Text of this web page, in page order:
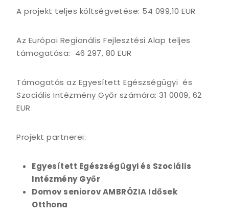
A projekt teljes költségvetése: 54 099,10 EUR
Az Európai Regionális Fejlesztési Alap teljes
támogatása: 46 297, 80 EUR
Támogatás az Egyesített Egészségügyi és
Szociális Intézmény Győr számára: 31 0009, 62
EUR
Projekt partnerei:
Egyesített Egészségügyi és Szociális
Intézmény Győr
Domov seniorov AMBRÓZIA Idősek
Otthona